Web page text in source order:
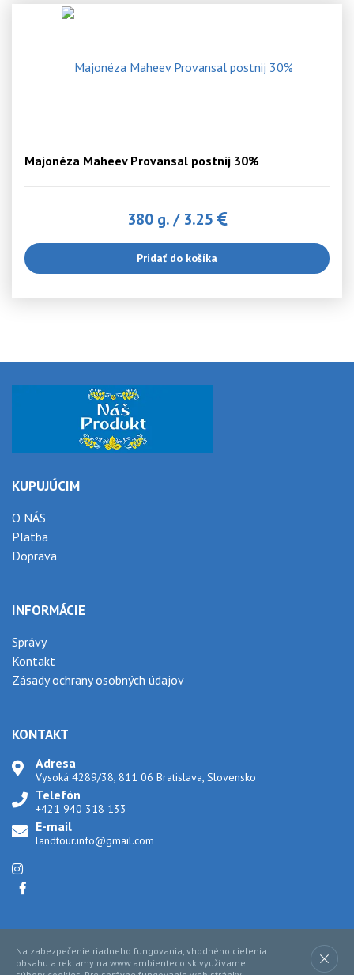
Majonéza Maheev Provansal postnij 30%
380 g./ 3.25
Pridať do košíka
KUPUJÚCIM
O NÁS
Platba
Doprava
INFORMÁCIE
Správy
Kontakt
Zásady ochrany osobných údajov
KONTAKT
Adresa
Vysoká 4289/38, 811 06 Bratislava, Slovensko
Telefón
+421 940 318 133
E-mail
landtour.info@gmail.com
Táto stránka nie je verejná ponuka. Skontrolujte ceny produktov u
manažérov.
Na zabezpečenie riadneho fungovania, vhodného cielenia
obsahu a reklamy na www.ambienteco.sk využívame